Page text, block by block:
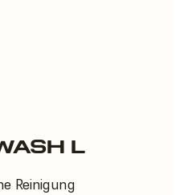
L
Reinigung